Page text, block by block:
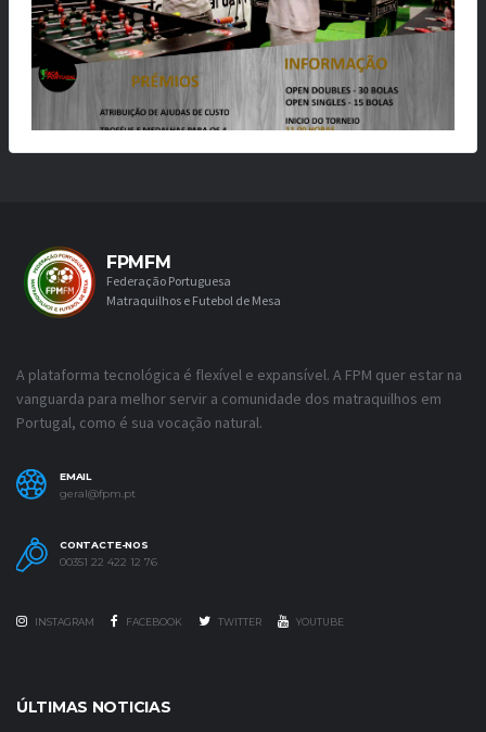
FPMFM
Federação Portuguesa
Matraquilhos e Futebol de Mesa
A plataforma tecnológica é flexível e expansível. A FPM quer estar na
vanguarda para melhor servir a comunidade dos matraquilhos em
Portugal, como é sua vocação natural.
EMAIL
geral@fpm.pt
CONTACTE-NOS
00351 22 422 12 76
INSTAGRAM FACEBOOK TWITTER YOUTUBE
ÚLTIMAS NOTICIAS